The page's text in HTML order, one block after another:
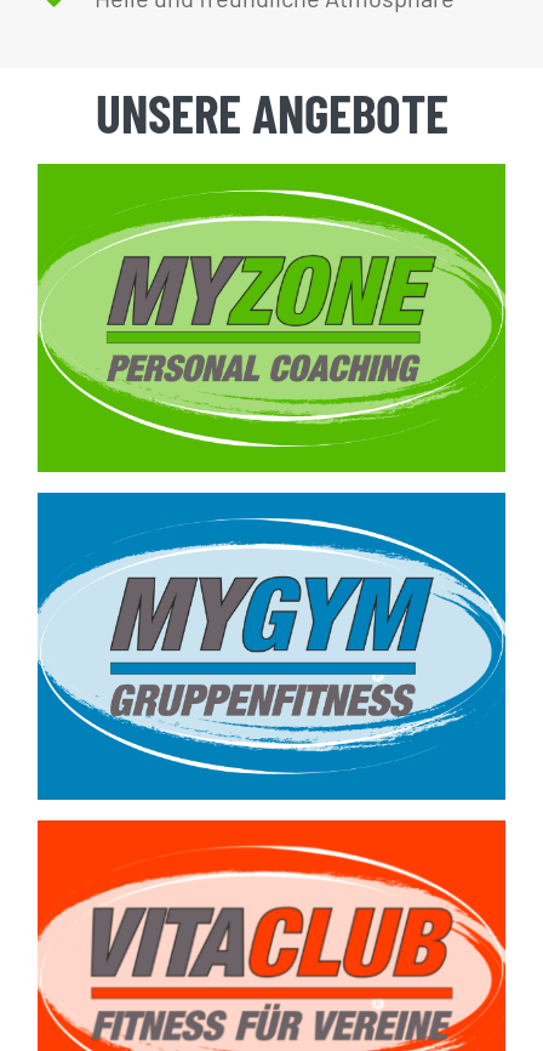
UNSERE ANGEBOTE
Personal Training
–
ab 39,90€ / Training
Kleingruppentraining
bis max. 8 Personen
–
ab 9,90 €/ Woche
Gern unterbreiten
wir Ihnen ein
Angebot.